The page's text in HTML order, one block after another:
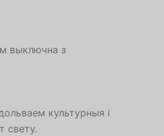
выключна з
культурныя і
свету.